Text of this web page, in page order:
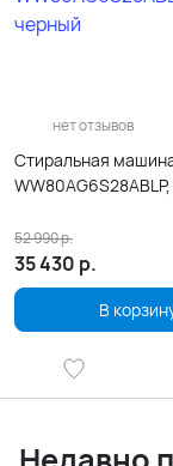
нет отзывов
Стиральная
35 430 р.
52 990р.
В